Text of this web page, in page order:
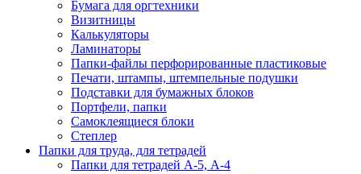
Бумага для оргтехники
Визитницы
Калькуляторы
Ламинаторы
Папки-файлы перфорированные пластиковые
Печати, штампы, штемпельные подушки
Подставки для бумажных блоков
Портфели, папки
Самоклеящиеся блоки
Степлер
Папки для труда, для тетрадей
Папки для тетрадей А-5, А-4